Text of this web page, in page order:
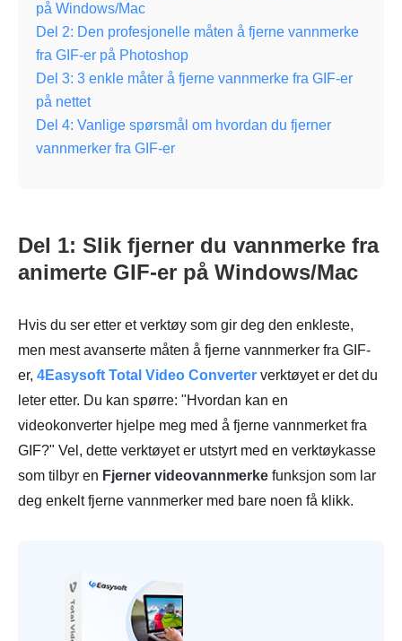
på Windows/Mac
Del 2: Den profesjonelle måten å fjerne vannmerke
fra GIF-er på Photoshop
Del 3: 3 enkle måter å fjerne vannmerke fra GIF-er
på nettet
Del 4: Vanlige spørsmål om hvordan du fjerner
vannmerker fra GIF-er
Del 1: Slik fjerner du vannmerke fra
animerte GIF-er på Windows/Mac
Hvis du ser etter et verktøy som gir deg den enkleste,
men mest avanserte måten å fjerne vannmerker fra GIF-
er, 4Easysoft Total Video Converter verktøyet er det du
leter etter. Du kan spørre: "Hvordan kan en
videokonverter hjelpe meg med å fjerne vannmerket fra
GIF?" Vel, dette verktøyet er utstyrt med en verktøykasse
som tilbyr en Fjerner videovannmerke funksjon som lar
deg enkelt fjerne vannmerker med bare noen få klikk.